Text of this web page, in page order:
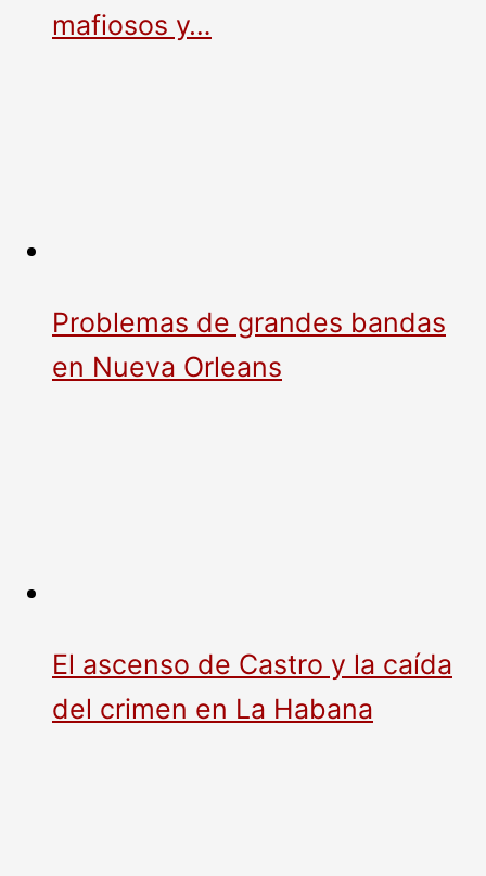
mafiosos y…
Problemas de grandes bandas
en Nueva Orleans
El ascenso de Castro y la caída
del crimen en La Habana